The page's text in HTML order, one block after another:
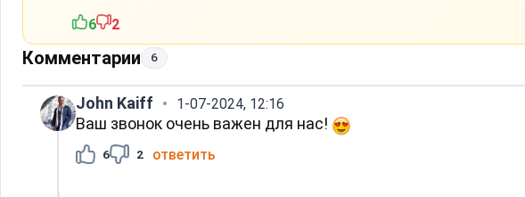
6 2
Комментарии 6
John Kaiff 1-07-2024, 12:16
Ваш звонок очень важен для нас!
6 2 ответить